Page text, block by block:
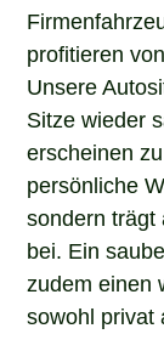
profitieren
Unsere
Sitze wieder
erscheinen
persönliche
sondern trägt
bei. Ein
zudem einen
sowohl privat